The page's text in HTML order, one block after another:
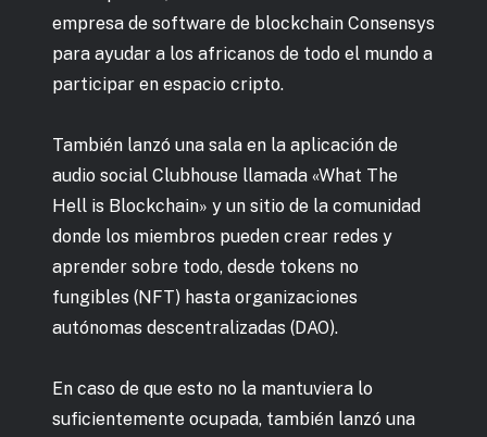
empresa de software de blockchain Consensys
para ayudar a los africanos de todo el mundo a
participar en espacio cripto.
También lanzó una sala en la aplicación de
audio social Clubhouse llamada «What The
Hell is Blockchain» y un sitio de la comunidad
donde los miembros pueden crear redes y
aprender sobre todo, desde tokens no
fungibles (NFT) hasta organizaciones
autónomas descentralizadas (DAO).
En caso de que esto no la mantuviera lo
suficientemente ocupada, también lanzó una